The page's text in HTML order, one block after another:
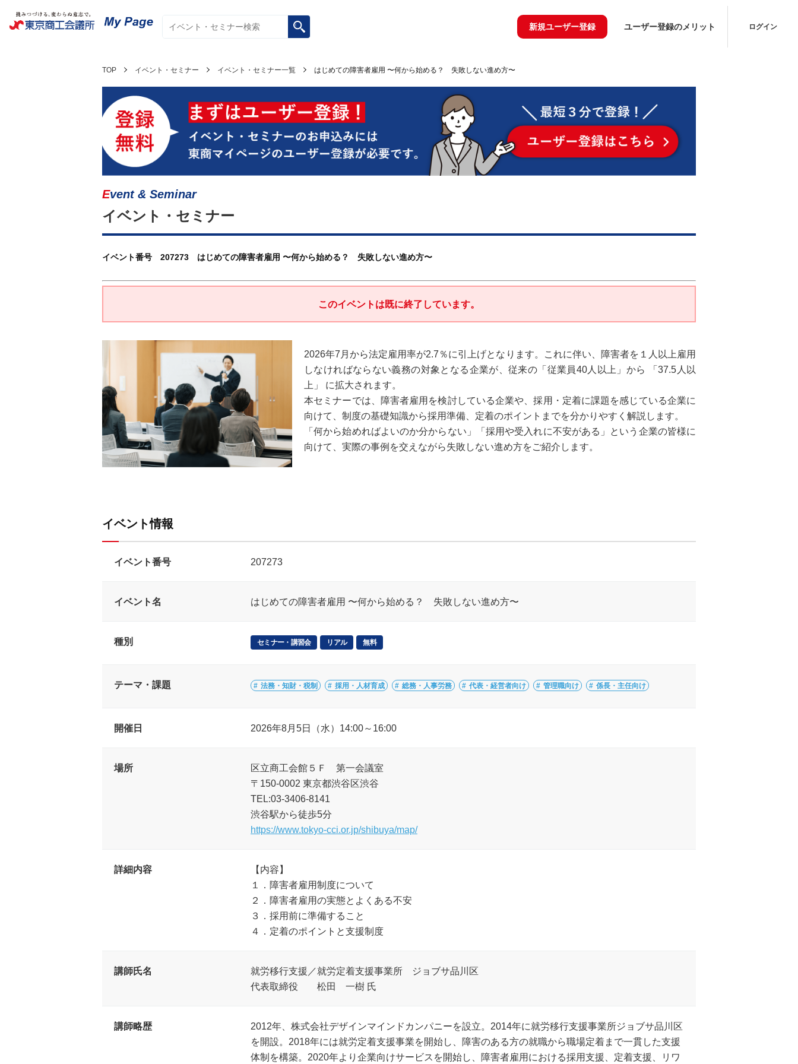
新規ユーザー登録 ユーザー登録のメリット ログイン
TOP イベント・セミナー イベント・セミナー一覧 はじめての障害者雇用 〜何から始める？ 失敗しない進め方〜
Event & Seminar
イベント・セミナー
イベント番号 207273 はじめての障害者雇用 〜何から始める？ 失敗しない進め方〜
このイベントは既に終了しています。
2026年7月から法定雇用率が2.7％に引上げとなります。これに伴い、障害者を１人以上雇用
しなければならない義務の対象となる企業が、従来の「従業員40人以上」から 「37.5人以
上」 に拡大されます。
本セミナーでは、障害者雇用を検討している企業や、採用・定着に課題を感じている企業に
向けて、制度の基礎知識から採用準備、定着のポイントまでを分かりやすく解説します。
「何から始めればよいのか分からない」「採用や受入れに不安がある」という企業の皆様に
向けて、実際の事例を交えながら失敗しない進め方をご紹介します。
イベント情報
イベント番号 207273
イベント名 はじめての障害者雇用 〜何から始める？ 失敗しない進め方〜
種別 セミナー・講習会 リアル 無料
テーマ・課題 法務・知財・税制 採用・人材育成 総務・人事労務 代表・経営者向け 管理職向け 係長・主任向け
開催日 2026年8月5日（水）14:00～16:00
場所
区立商工会館５Ｆ 第一会議室
〒150-0002 東京都渋谷区渋谷
TEL:03-3406-8141
渋谷駅から徒歩5分
https://www.tokyo-cci.or.jp/shibuya/map/
詳細内容
【内容】
１．障害者雇用制度について
２．障害者雇用の実態とよくある不安
３．採用前に準備すること
４．定着のポイントと支援制度
講師氏名
就労移行支援／就労定着支援事業所 ジョブサ品川区
代表取締役 松田 一樹 氏
講師略歴
2012年、株式会社デザインマインドカンパニーを設立。2014年に就労移行支援事業所ジョブサ品川区
を開設。2018年には就労定着支援事業を開始し、障害のある方の就職から職場定着まで一貫した支援
体制を構築。2020年より企業向けサービスを開始し、障害者雇用における採用支援、定着支援、リワ